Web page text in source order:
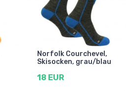
Norfolk Courchevel,
Skisocken, grau/blau
18 EUR